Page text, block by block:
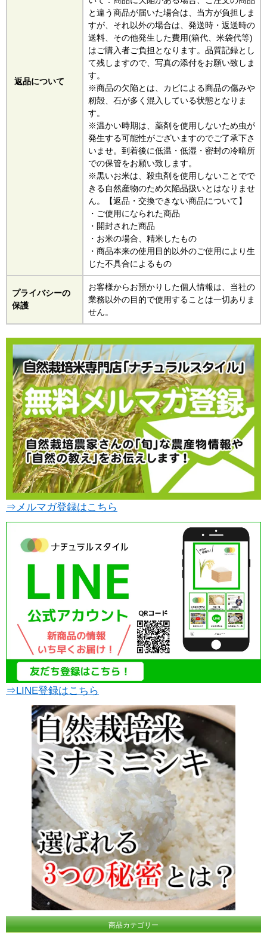
返品について
と違う商品が届いた場合は、当方が負担しま
すが、それ以外の場合は、発送時・返送時の
送料、その他発生した費用(箱代、米袋代等)
はご購入者ご負担となります。品質記録とし
て残しますので、写真の添付をお願い致しま
す。
※商品の欠陥とは、カビによる商品の傷みや
籾殻、石が多く混入している状態となりま
す。
※温かい時期は、薬剤を使用しないため虫が
発生する可能性がございますのでご了承下さ
いませ。到着後に低温・低湿・密封の冷暗所
での保管をお願い致します。
※黒いお米は、殺虫剤を使用しないことでで
きる自然産物のため欠陥品扱いとはなりませ
ん。【返品・交換できない商品について】
・ご使用になられた商品
・開封された商品
・お米の場合、精米したもの
・商品本来の使用目的以外のご使用により生
じた不具合によるもの
プライバシーの
保護
お客様からお預かりした個人情報は、当社の
業務以外の目的で使用することは一切ありま
せん。
⇒メルマガ登録はこちら
⇒LINE登録はこちら
商品カテゴリー